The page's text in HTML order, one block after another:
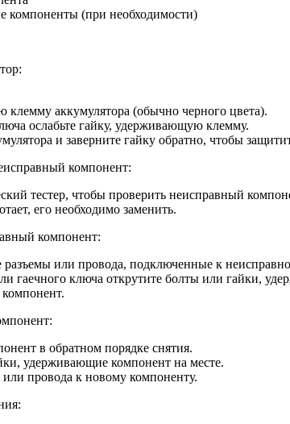
компоненты (при необходимости)
клемму аккумулятора (обычно черного цвета).
ослабьте гайку, удерживающую клемму.
и заверните гайку обратно, чтобы
компонент:
тестер, чтобы проверить неисправный
его необходимо заменить.
компонент:
разъемы или провода, подключенные к
гаечного ключа открутите болты или гайки,
в обратном порядке снятия.
удерживающие компонент на месте.
провода к новому компоненту.